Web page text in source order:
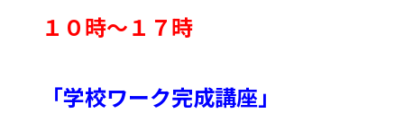
１０時～１７時
「学校ワーク完成講座」